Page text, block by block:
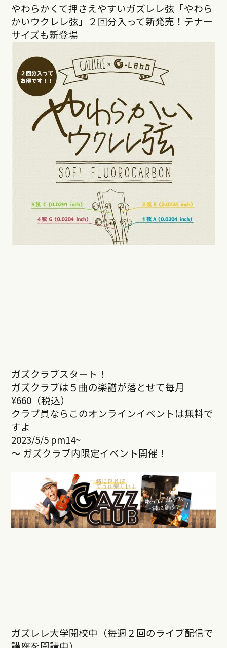
やわらかくて押さえやすいガズレレ弦「やわら
かいウクレレ弦」２回分入って新発売！テナー
サイズも新登場
ガズクラブスタート！
ガズクラブは５曲の楽譜が落とせて毎月
¥660（税込）
クラブ員ならこのオンラインイベントは無料で
すよ
2023/5/5 pm14~
～ ガズクラブ内限定イベント開催！
ガズレレ大学開校中（毎週２回のライブ配信で